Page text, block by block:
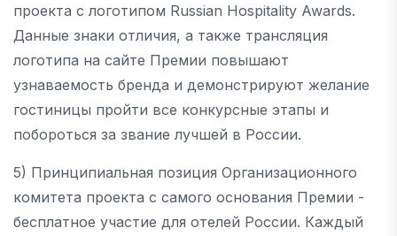
проекта с логотипом Russian Hospitality Awards.
Данные знаки отличия, а также трансляция
логотипа на сайте Премии повышают
узнаваемость бренда и демонстрируют желание
гостиницы пройти все конкурсные этапы и
побороться за звание лучшей в России.
5) Принципиальная позиция Организационного
комитета проекта с самого основания Премии -
бесплатное участие для отелей России. Каждый